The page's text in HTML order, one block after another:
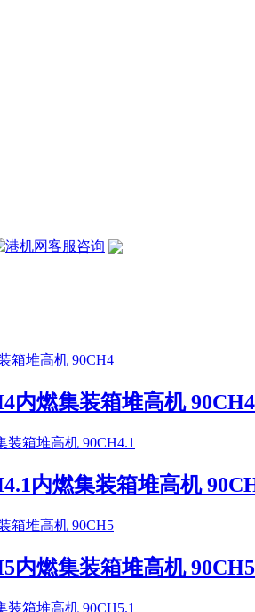
内燃集装箱堆高机 90CH4
内燃集装箱堆高机
内燃集装箱堆高机 90CH5